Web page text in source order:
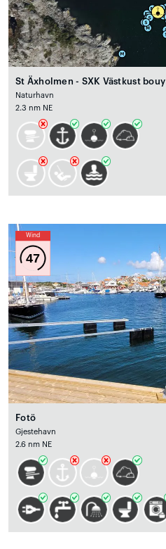
St Äxholmen - SXK Västkust bouy
Naturhavn
2.3 nm NE
Wind
47
Fotö
Gjestehavn
2.6 nm NE